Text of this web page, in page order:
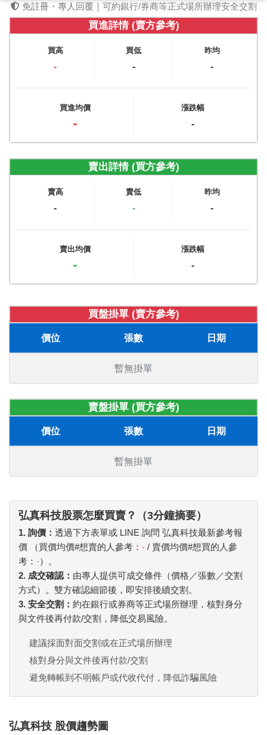
免註冊・專人回覆｜可約銀行/券商等正式場所辦理安全交割
買進詳情 (賣方參考)
買高
-
買低
-
昨均
-
買進均價
-
漲跌幅
-
賣出詳情 (買方參考)
賣高
-
賣低
-
昨均
-
賣出均價
-
漲跌幅
-
買盤掛單 (賣方參考)
價位 張數 日期
暫無掛單
賣盤掛單 (買方參考)
價位 張數 日期
暫無掛單
弘真科技股票怎麼買賣？（3分鐘摘要）
1. 詢價： 透過下方表單或 LINE 詢問 弘真科技最新參考報
價 （買價均價#想賣的人參考： - / 賣價均價#想買的人參
考： -）。
2. 成交確認： 由專人提供可成交條件（價格／張數／交割
方式）。雙方確認細節後，即安排後續交割。
3. 安全交割： 約在銀行或券商等正式場所辦理，核對身分
與文件後再付款/交割，降低交易風險。
建議採面對面交割或在正式場所辦理
核對身分與文件後再付款/交割
避免轉帳到不明帳戶或代收代付，降低詐騙風險
弘真科技 股價趨勢圖